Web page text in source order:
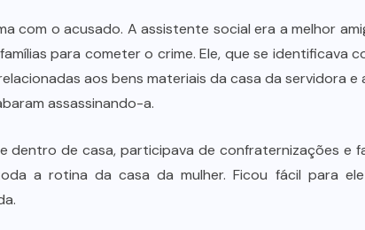
com o acusado. A assistente social era a melhor
para cometer o crime. Ele, que se identificava
aos bens materiais da casa da servidora e
assassinando-a.
dentro de casa, participava de confraternizações e
a rotina da casa da mulher. Ficou fácil para